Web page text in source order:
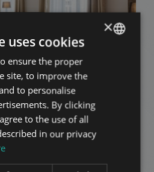
AKADÉMIA UTCA
قيمة الإيجار1.830.000 HUF
2
إضافة إلى القائمة
ENGLISH
HUNGARIAN
GERMAN
FRENCH
ITALIAN
SPANISH
×
uses cookies
ensure the proper
site, to improve the
to personalise
By clicking
to the use of all
in our privacy